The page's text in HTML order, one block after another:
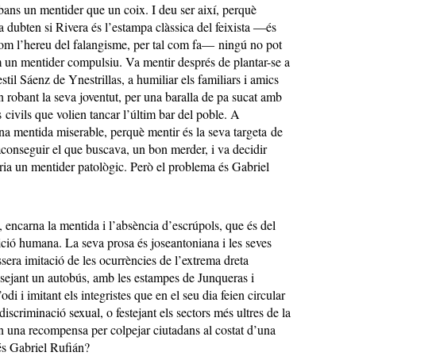
un mentider que un coix. I deu ser així, perquè
dubten si Rivera és l’estampa clàssica del feixista ―és
l’hereu del falangisme, per tal com fa― ningú no pot
un mentider compulsiu. Va mentir després de plantar-se a
Sáenz de Ynestrillas, a humiliar els familiars i amics
robant la seva joventut, per una baralla de pa sucat amb
civils que volien tancar l’últim bar del poble. A
mentida miserable, perquè mentir és la seva targeta de
el que buscava, un bon merder, i va decidir
un mentider patològic. Però el problema és Gabriel
la mentida i l’absència d’escrúpols, que és del
humana. La seva prosa és joseantoniana i les seves
imitació de les ocurrències de l’extrema dreta
un autobús, amb les estampes de Junqueras i
i imitant els integristes que en el seu dia feien circular
sexual, o festejant els sectors més ultres de la
recompensa per colpejar ciutadans al costat d’una
Gabriel Rufián?